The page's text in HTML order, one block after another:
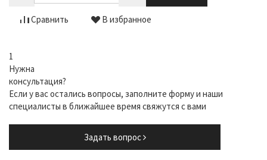
Сравнить В избранное
1
Нужна
консультация?
Если у вас остались вопросы, заполните форму и наши
специалисты в ближайшее время свяжутся с вами
Задать вопрос